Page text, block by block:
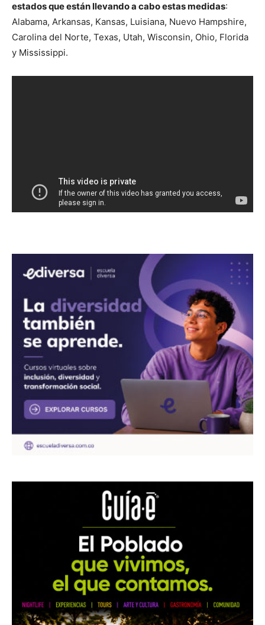
estados que están llevando a cabo estas medidas:
Alabama, Arkansas, Kansas, Luisiana, Nuevo Hampshire,
Carolina del Norte, Texas, Utah, Wisconsin, Ohio, Florida
y Mississippi.